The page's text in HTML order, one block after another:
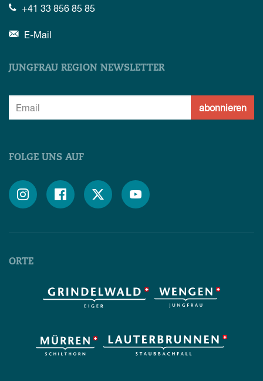
+41 33 856 85 85
E-Mail
JUNGFRAU REGION NEWSLETTER
abonnieren
FOLGE UNS AUF
   
ORTE